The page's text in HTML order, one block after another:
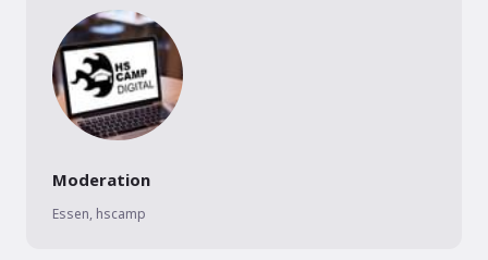
Moderation
Essen, hscamp